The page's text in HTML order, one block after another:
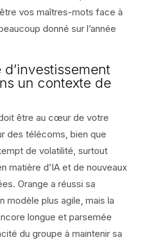
vos maîtres-mots face à
donné sur l’année
un contexte de
être au cœur de votre
des télécoms, bien que
de volatilité, surtout
matière d’IA et de nouveaux
Orange a réussi sa
modèle plus agile, mais la
longue et parsemée
du groupe à maintenir sa